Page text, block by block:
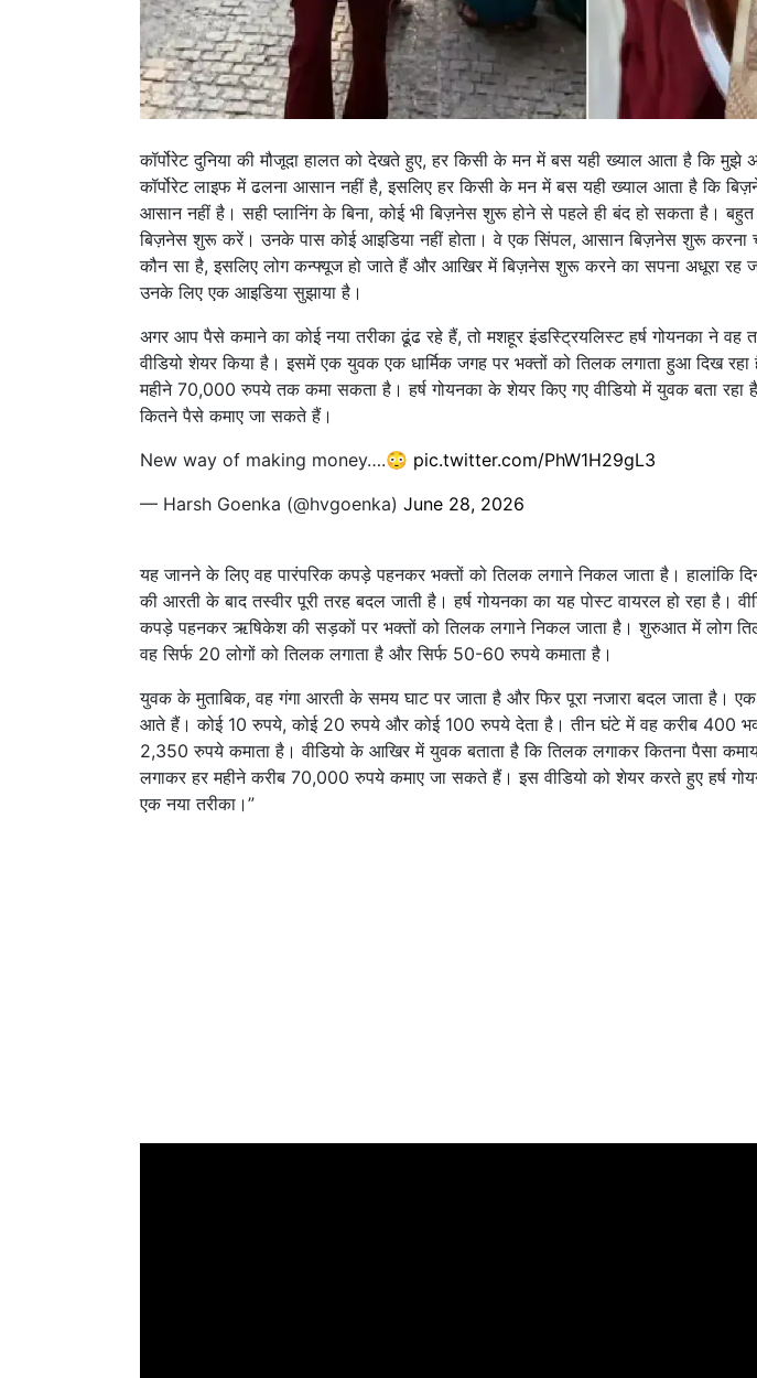
कॉर्पोरेट दुनिया की मौजूदा हालत को देखते हुए, हर किसी के मन में बस यही ख्याल आता है कि
कॉर्पोरेट लाइफ में ढलना आसान नहीं है, इसलिए हर किसी के मन में बस यही ख्याल आता है कि
आसान नहीं है। सही प्लानिंग के बिना, कोई भी बिज़नेस शुरू होने से पहले ही बंद हो सकता है।
बिज़नेस शुरू करें। उनके पास कोई आइडिया नहीं होता। वे एक सिंपल, आसान बिज़नेस शुरू करना
कौन सा है, इसलिए लोग कन्फ्यूज हो जाते हैं और आखिर में बिज़नेस शुरू करने का सपना अधूरा रह
उनके लिए एक आइडिया सुझाया है।
अगर आप पैसे कमाने का कोई नया तरीका ढूंढ रहे हैं, तो मशहूर इंडस्ट्रियलिस्ट हर्ष गोयनका ने वह
वीडियो शेयर किया है। इसमें एक युवक एक धार्मिक जगह पर भक्तों को तिलक लगाता हुआ दिख
महीने 70,000 रुपये तक कमा सकता है। हर्ष गोयनका के शेयर किए गए वीडियो में युवक बता
कितने पैसे कमाए जा सकते हैं।
New way of making money….😳 pic.twitter.com/PhW1H29gL3
— Harsh Goenka (@hvgoenka) June 28, 2026
यह जानने के लिए वह पारंपरिक कपड़े पहनकर भक्तों को तिलक लगाने निकल जाता है। हालांकि
की आरती के बाद तस्वीर पूरी तरह बदल जाती है। हर्ष गोयनका का यह पोस्ट वायरल हो रहा है।
कपड़े पहनकर ऋषिकेश की सड़कों पर भक्तों को तिलक लगाने निकल जाता है। शुरुआत में लोग
वह सिर्फ 20 लोगों को तिलक लगाता है और सिर्फ 50-60 रुपये कमाता है।
युवक के मुताबिक, वह गंगा आरती के समय घाट पर जाता है और फिर पूरा नजारा बदल जाता है।
आते हैं। कोई 10 रुपये, कोई 20 रुपये और कोई 100 रुपये देता है। तीन घंटे में वह करीब 400
2,350 रुपये कमाता है। वीडियो के आखिर में युवक बताता है कि तिलक लगाकर कितना पैसा
लगाकर हर महीने करीब 70,000 रुपये कमाए जा सकते हैं। इस वीडियो को शेयर करते हुए हर्ष
एक नया तरीका।”